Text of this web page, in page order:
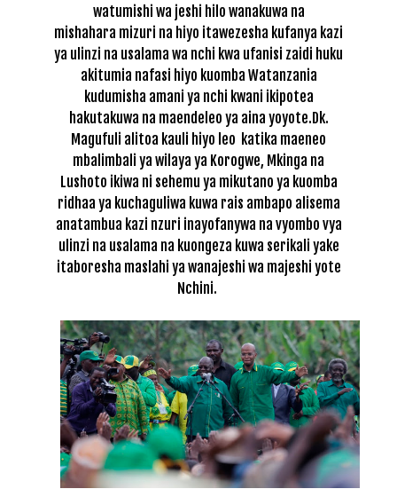
watumishi wa jeshi hilo wanakuwa na
mishahara mizuri na hiyo itawezesha kufanya kazi
ya ulinzi na usalama wa nchi kwa ufanisi zaidi huku
akitumia nafasi hiyo kuomba Watanzania
kudumisha amani ya nchi kwani ikipotea
hakutakuwa na maendeleo ya aina yoyote.Dk.
Magufuli alitoa kauli hiyo leo katika maeneo
mbalimbali ya wilaya ya Korogwe, Mkinga na
Lushoto ikiwa ni sehemu ya mikutano ya kuomba
ridhaa ya kuchaguliwa kuwa rais ambapo alisema
anatambua kazi nzuri inayofanywa na vyombo vya
ulinzi na usalama na kuongeza kuwa serikali yake
itaboresha maslahi ya wanajeshi wa majeshi yote
Nchini.